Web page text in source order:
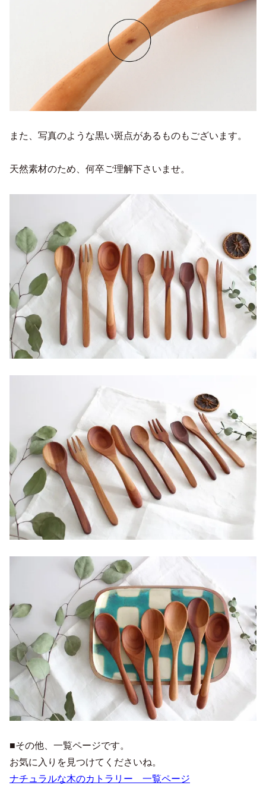
また、写真のような黒い斑点があるものもございます。
天然素材のため、何卒ご理解下さいませ。
■その他、一覧ページです。
お気に入りを見つけてくださいね。
ナチュラルな木のカトラリー 一覧ページ